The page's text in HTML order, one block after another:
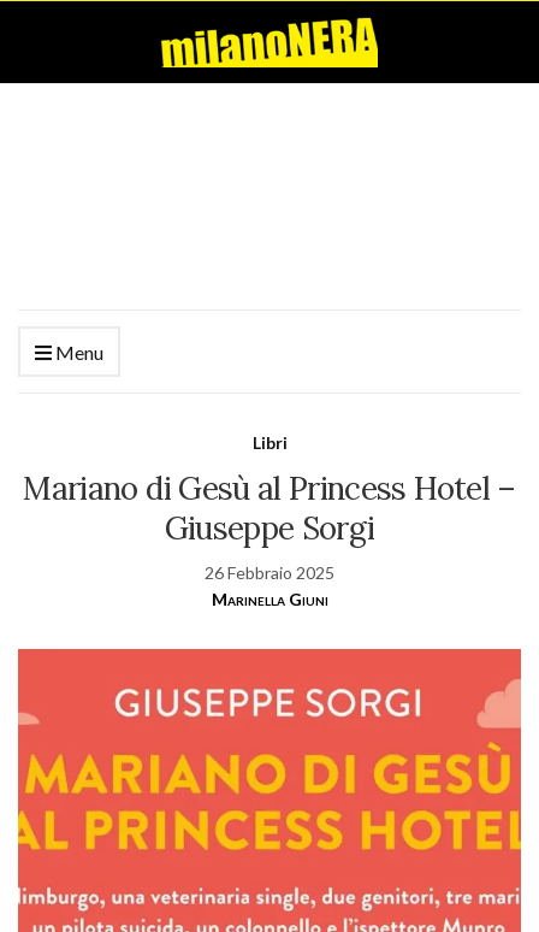
Menu
Libri
Mariano di Gesù al Princess Hotel –
Giuseppe Sorgi
26 Febbraio 2025
Marinella Giuni